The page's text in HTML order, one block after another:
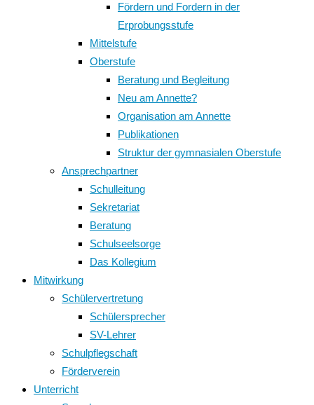
Fördern und Fordern in der
Erprobungsstufe
Mittelstufe
Oberstufe
Beratung und Begleitung
Neu am Annette?
Organisation am Annette
Publikationen
Struktur der gymnasialen Oberstufe
Ansprechpartner
Schulleitung
Sekretariat
Beratung
Schulseelsorge
Das Kollegium
Mitwirkung
Schülervertretung
Schülersprecher
SV-Lehrer
Schulpflegschaft
Förderverein
Unterricht